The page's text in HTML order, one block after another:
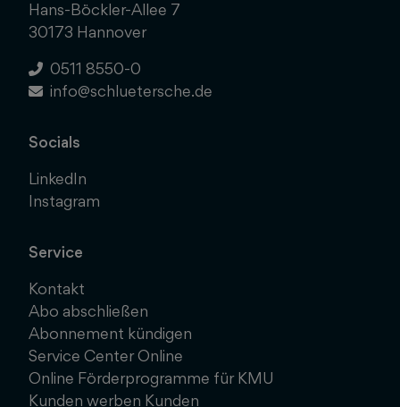
Hans-Böckler-Allee 7
30173 Hannover
0511 8550-0
info@schluetersche.de
Socials
LinkedIn
Instagram
Service
Kontakt
Abo abschließen
Abonnement kündigen
Service Center Online
Online Förderprogramme für KMU
Kunden werben Kunden